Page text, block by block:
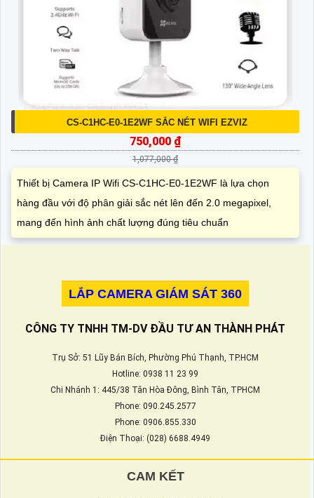
CS-C1HC-E0-1E2WF SẮC NÉT WIFI EZVIZ
750,000 ₫
1,077,000 ₫
Thiết bị Camera IP Wifi CS-C1HC-E0-1E2WF là lựa chọn
hàng đầu với độ phân giải sắc nét lên đến 2.0 megapixel,
mang đến hình ảnh chất lượng đúng tiêu chuẩn
LẮP CAMERA GIÁM SÁT 360
CÔNG TY TNHH TM-DV ĐẦU TƯ AN THÀNH PHÁT
Trụ Sở: 51 Lũy Bán Bích, Phường Phú Thạnh, TP.HCM
Hotline: 0938 11 23 99
Chi Nhánh 1: 445/38 Tân Hòa Đông, Bình Tân, TPHCM
Phone: 090.245.2577
Phone: 0906.855.330
Điện Thoại: (028) 6688.4949
CAM KẾT